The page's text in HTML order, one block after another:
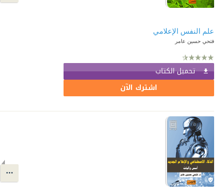
علم النفس الإعلامي
فتحي حسين عامر
تحميل الكتاب
اشترك الآن